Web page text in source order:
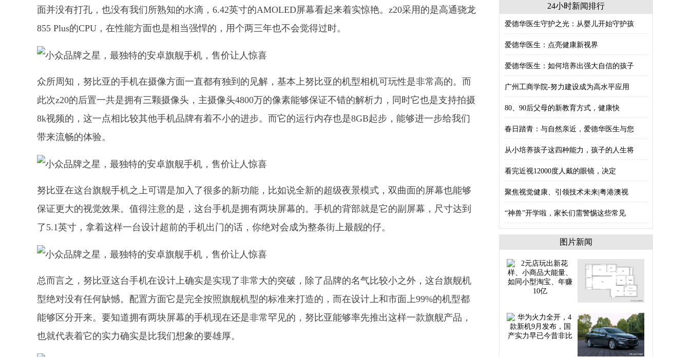
面并没有打孔，也没有我们所熟知的水滴，6.42英寸的AMOLED屏幕看起来着实惊艳。z20采用的是高通骁龙
855 Plus的CPU，在性能方面也是相当强悍的，用个两三年也不会觉得过时。
众所周知，努比亚的手机在摄像方面一直都有独到的见解，基本上努比亚的机型相机可玩性是非常高的。而
此次z20的后置一共是拥有三颗摄像头，主摄像头4800万的像素能够保证不错的解析力，同时它也是支持拍摄
8k视频的，这一点相比较其他手机品牌有着不小的进步。而它的运行内存也是8GB起步，能够进一步给我们
带来流畅的体验。
努比亚在这台旗舰手机之上可谓是加入了很多的新功能，比如说全新的超级夜景模式，双曲面的屏幕也能够
保证更大的视觉效果。值得注意的是，这台手机是拥有两块屏幕的。手机的背部就是它的副屏幕，尺寸达到
了5.1英寸，拿着这样一台设计超前的手机出门的话，你绝对会成为整条街上最靓的仔。
总而言之，努比亚这台手机在设计上确实是实现了非常大的突破，除了品牌的名气比较小之外，这台旗舰机
型绝对没有任何缺憾。配置方面它是完全按照旗舰机型的标准来打造的，而在设计上和市面上99%的机型都
能够区分开来。要知道拥有两块屏幕的手机现在还是非常罕见的，努比亚能够率先推出这样一款旗舰产品，
也就代表着它的实力确实是比我们想象的要雄厚。
24小时新闻排行
爱德华医生守护之光：从婴儿开始守护孩
爱德华医生：点亮健康新视界
爱德华医生：如何培养出强大自信的孩子
广州工商学院-努力建设成为高水平应用
80、90后父母的新教育方式，健康快
春日踏青：与自然亲近，爱德华医生与您
从小培养孩子这四种能力，孩子的人生将
看完近视12000度人戴的眼镜，决定
聚焦视觉健康、引领技术未来|粤港澳视
“神兽”开学啦，家长们需警惕这些常见
图片新闻